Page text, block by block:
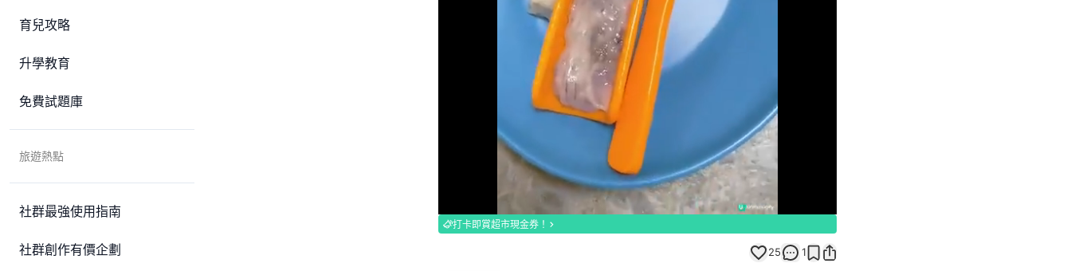
育兒攻略
升學教育
免費試題庫
旅遊熱點
社群最強使用指南
社群創作有價企劃
Loaded :
100.00%
打卡即賞超市現金券！
25 1